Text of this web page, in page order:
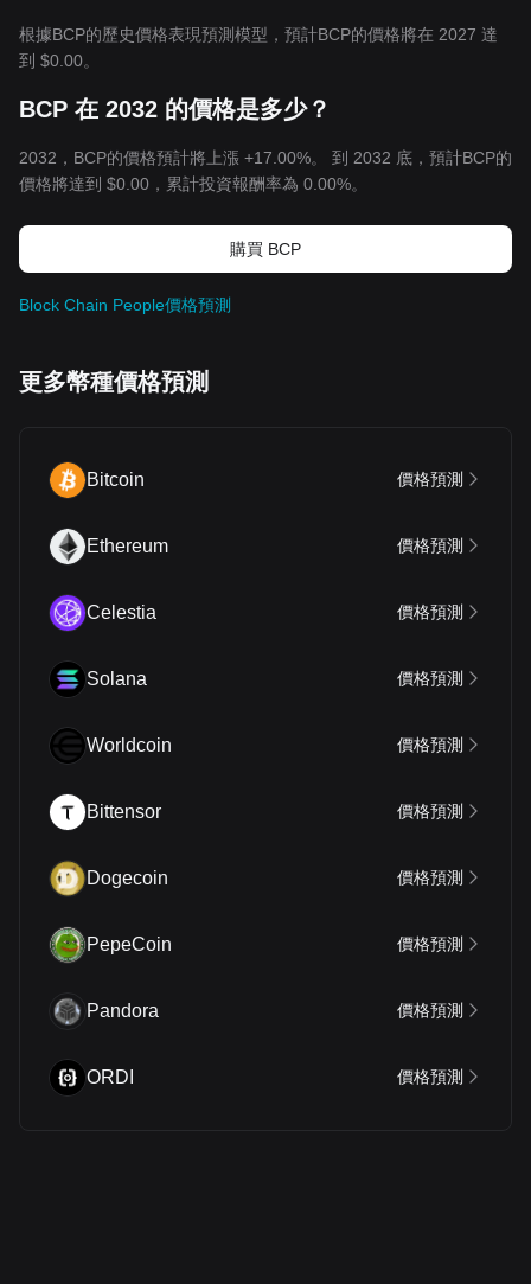
根據BCP的歷史價格表現預測模型，預計BCP的價格將在 2027 達
到 $0.00。
BCP 在 2032 的價格是多少？
2032，BCP的價格預計將上漲 +17.00%。 到 2032 底，預計BCP的
價格將達到 $0.00 ，累計投資報酬率為 0.00%。
購買 BCP
Block Chain People價格預測
更多幣種價格預測
Bitcoin 價格預測
Ethereum 價格預測
Celestia 價格預測
Solana 價格預測
Worldcoin 價格預測
Bittensor 價格預測
Dogecoin 價格預測
PepeCoin 價格預測
Pandora 價格預測
ORDI 價格預測